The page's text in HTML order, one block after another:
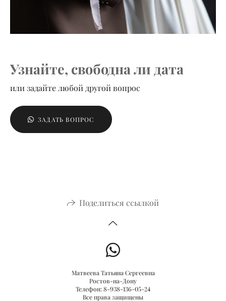
Узнайте, свободна ли дата
или задайте любой другой вопрос
ЗАДАТЬ ВОПРОС
Поделиться ссылкой
Матвеева Татьяна Сергеевна
Ростов-на-Дону
Телефон: 8-938-136-05-24
Все права защищены